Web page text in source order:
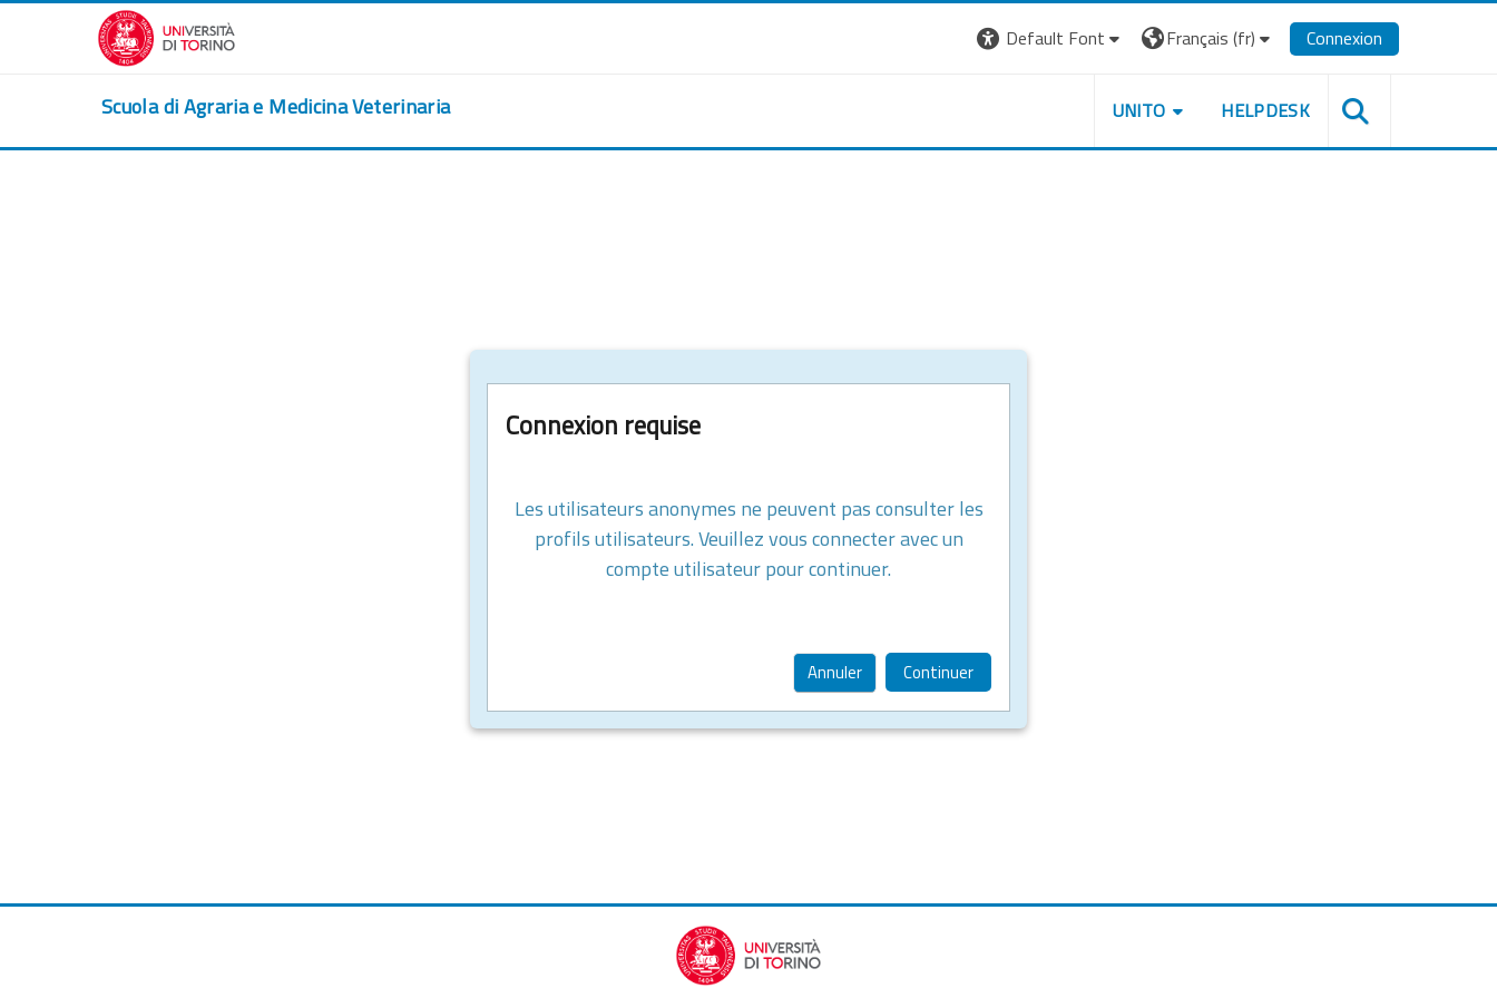
Passer au contenu principal
Default Font
Français ‎(fr)‎ Connexion
Scuola di Agraria e Medicina Veterinaria UNITO HELPDESK
Connexion requise
Les utilisateurs anonymes ne peuvent pas consulter les
profils utilisateurs. Veuillez vous connecter avec un
compte utilisateur pour continuer.
Annuler Continuer